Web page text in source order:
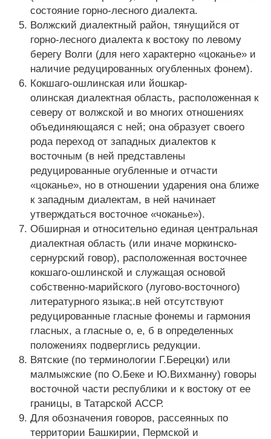
состояние горно-лесного диалекта.
Волжский диалектный район, тянущийся от
горно-лесного диалекта к востоку по левому
берегу Волги (для него характерно «цоканье» и
наличие редуцированных огубленных фонем).
Кокшаго-ошлинская или йошкар-
олинская диалектная область, расположенная к
северу от волжской и во многих отношениях
объединяющаяся с ней; она образует своего
рода переход от западных диалектов к
восточным (в ней представлены
редуцированные огубленные и отчасти
«цоканье», но в отношении ударения она ближе
к западным диалектам, в ней начинает
утверждаться восточное «чоканье»).
Обширная и относительно единая центральная
диалектная область (или иначе моркинско-
сернурский говор), расположенная восточнее
кокшаго-ошлинской и служащая основой
собственно-марийского (лугово-восточного)
литературного языка;.в ней отсутствуют
редуцированные гласные фонемы и гармония
гласных, а гласные о, е, б в определенных
положениях подверглись редукции.
Вятские (по терминологии Г.Берецки) или
малмыжские (по О.Беке и Ю.Вихманну) говоры
восточной части республики и к востоку от ее
границы, в Татарской АССР.
Для обозначения говоров, рассеянных по
территории Башкирии, Пермской и